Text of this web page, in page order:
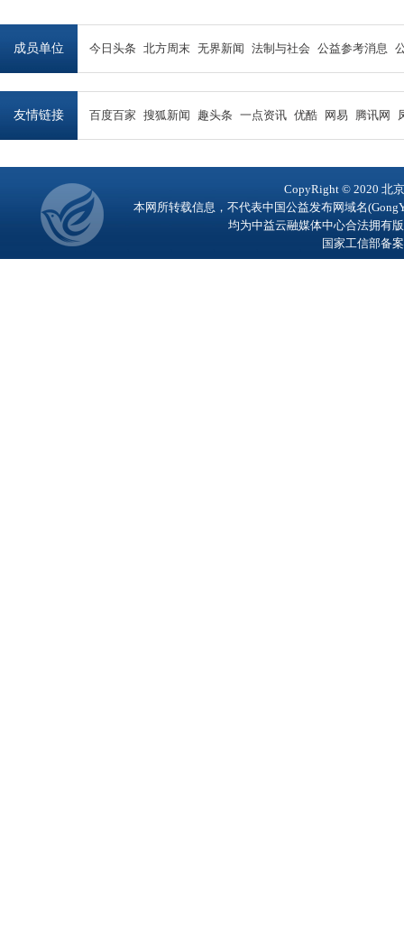
成员单位 今日头条 北方周末 无界新闻 法制与社会 公益参考消息
友情链接 百度百家 搜狐新闻 趣头条 一点资讯 优酷 网易 腾讯网
CopyRight © 2020 北
本网所转载信息，不代表中国公益发布网域名
均为中益云融媒体中心合法拥有
国家工信部备